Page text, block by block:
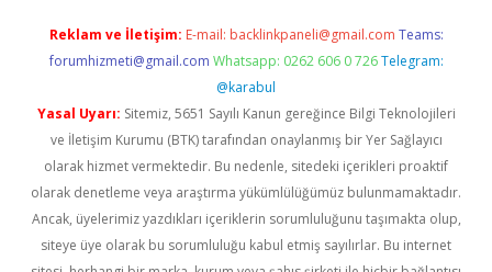
Reklam ve İletişim: E-mail: backlinkpaneli@gmail.com Teams:
forumhizmeti@gmail.com Whatsapp: 0262 606 0 726 Telegram:
@karabul
Yasal Uyarı: Sitemiz, 5651 Sayılı Kanun gereğince Bilgi Teknolojileri
ve İletişim Kurumu (BTK) tarafından onaylanmış bir Yer Sağlayıcı
olarak hizmet vermektedir. Bu nedenle, sitedeki içerikleri proaktif
olarak denetleme veya araştırma yükümlülüğümüz bulunmamaktadır.
Ancak, üyelerimiz yazdıkları içeriklerin sorumluluğunu taşımakta olup,
siteye üye olarak bu sorumluluğu kabul etmiş sayılırlar. Bu internet